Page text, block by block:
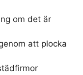
om det är
att plocka